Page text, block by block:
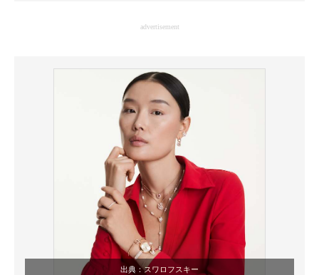
製造業のIT導入・活用を支援
モノづくり技術者専門サイト
エレクトロニクス専門サイト
電子設計の基本と応用
エネルギーの専門メディア
建設×テクノロジーの最前線
ちょっと気になるネットの話題
advertisement
出典：スワロフスキー